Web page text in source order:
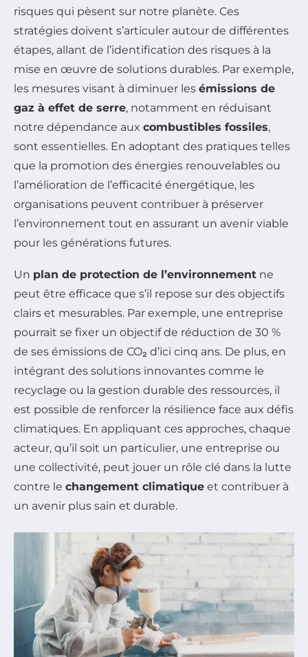
risques qui pèsent sur notre planète. Ces
stratégies doivent s’articuler autour de différentes
étapes, allant de l’identification des risques à la
mise en œuvre de solutions durables. Par exemple,
les mesures visant à diminuer les émissions de
gaz à effet de serre, notamment en réduisant
notre dépendance aux combustibles fossiles,
sont essentielles. En adoptant des pratiques telles
que la promotion des énergies renouvelables ou
l’amélioration de l’efficacité énergétique, les
organisations peuvent contribuer à préserver
l’environnement tout en assurant un avenir viable
pour les générations futures.
Un plan de protection de l’environnement ne
peut être efficace que s’il repose sur des objectifs
clairs et mesurables. Par exemple, une entreprise
pourrait se fixer un objectif de réduction de 30 %
de ses émissions de CO₂ d’ici cinq ans. De plus, en
intégrant des solutions innovantes comme le
recyclage ou la gestion durable des ressources, il
est possible de renforcer la résilience face aux défis
climatiques. En appliquant ces approches, chaque
acteur, qu’il soit un particulier, une entreprise ou
une collectivité, peut jouer un rôle clé dans la lutte
contre le changement climatique et contribuer à
un avenir plus sain et durable.